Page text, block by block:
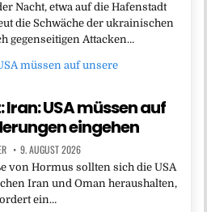
Nacht, etwa auf die Hafenstadt
die Schwäche der ukrainischen
gegenseitigen Attacken…
Iran: USA müssen auf
eingehen
9. AUGUST 2026
von Hormus sollten sich die USA
Iran und Oman heraushalten,
ein…